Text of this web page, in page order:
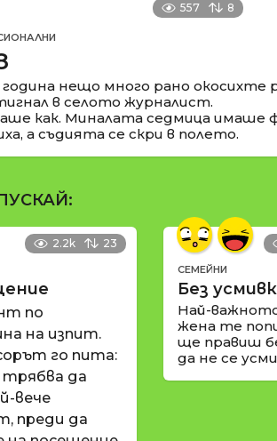
557 8
година нещо много рано окосихте
в селото журналист.
как. Миналата седмица
а съдията се скри в полето.
2.2k 23
по
на изпит.
го пита:
трябва да
вече
преди да
СЕМЕЙНИ
Без
Най-
жена те
ще правиш
да не се